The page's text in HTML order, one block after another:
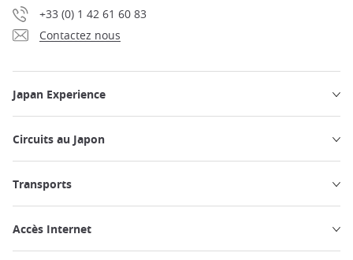
+33 (0) 1 42 61 60 83
Contactez nous
Japan Experience
Circuits au Japon
Transports
Accès Internet